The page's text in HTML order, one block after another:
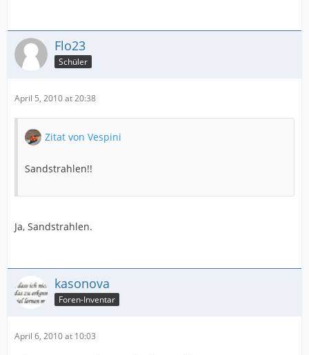
Flo23
Schüler
April 5, 2010 at 20:38
Zitat von Vespini
Sandstrahlen!!
Ja, Sandstrahlen.
kasonova
Foren-Inventar
April 6, 2010 at 10:03